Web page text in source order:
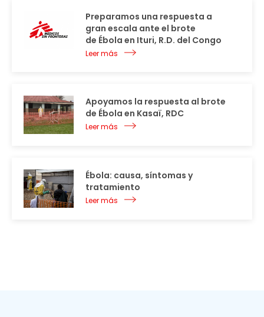
Preparamos una respuesta a
gran escala ante el brote
de Ébola en Ituri, R.D. del Congo
Leer más
Apoyamos la respuesta al brote
de Ébola en Kasaï, RDC
Leer más
Ébola: causa, síntomas y
tratamiento
Leer más